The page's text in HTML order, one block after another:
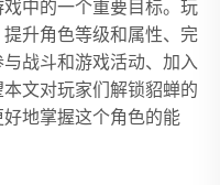
中的一个重要目标。玩
升角色等级和属性、完
战斗和游戏活动、加入
文对玩家们解锁貂蝉的
地掌握这个角色的能